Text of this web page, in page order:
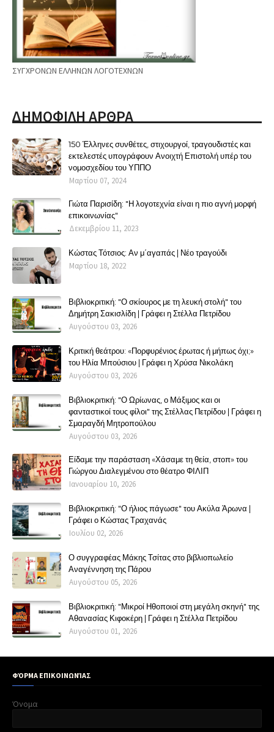
ΣΥΓΧΡΟΝΩΝ ΕΛΛΗΝΩΝ ΛΟΓΟΤΕΧΝΩΝ
ΔΗΜΟΦΙΛΗ ΑΡΘΡΑ
150 Έλληνες συνθέτες, στιχουργοί, τραγουδιστές και
εκτελεστές υπογράφουν Ανοιχτή Επιστολή υπέρ του
νομοσχεδίου του ΥΠΠΟ
Μαρτίου 07, 2024
Γιώτα Παρισίδη: "Η λογοτεχνία είναι η πιο αγνή μορφή
επικοινωνίας"
Δεκεμβρίου 11, 2023
Κώστας Τότσιος: Αν μ΄αγαπάς | Νέο τραγούδι
Μαρτίου 18, 2022
Βιβλιοκριτική: "Ο σκίουρος με τη λευκή στολή" του
Δημήτρη Σακισλίδη | Γράφει η Στέλλα Πετρίδου
Αυγούστου 03, 2026
Κριτική θεάτρου: «Πορφυρένιος έρωτας ή μήπως όχι;»
του Ηλία Μπούσιου | Γράφει η Χρύσα Νικολάκη
Αυγούστου 03, 2026
Βιβλιοκριτική: "Ο Ωρίωνας, ο Μάξιμος και οι
φανταστικοί τους φίλοι" της Στέλλας Πετρίδου | Γράφει η
Σμαραγδή Μητροπούλου
Αυγούστου 03, 2026
Είδαμε την παράσταση «Χάσαμε τη θεία, στοπ» του
Γιώργου Διαλεγμένου στο θέατρο ΦΙΛΙΠ
Ιανουαρίου 10, 2026
Βιβλιοκριτική: "Ο ήλιος πάγωσε" του Ακύλα Άρωνα |
Γράφει ο Κώστας Τραχανάς
Ιουλίου 02, 2026
Ο συγγραφέας Μάκης Τσίτας στο βιβλιοπωλείο
Αναγέννηση της Πάρου
Αυγούστου 05, 2026
Βιβλιοκριτική: "Μικροί Ηθοποιοί στη μεγάλη σκηνή" της
Αθανασίας Κιφοκέρη | Γράφει η Στέλλα Πετρίδου
Αυγούστου 01, 2026
ΦΌΡΜΑ ΕΠΙΚΟΙΝΩΝΊΑΣ
Όνομα